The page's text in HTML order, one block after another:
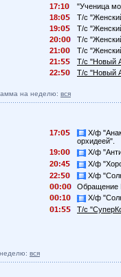
17:1
"Ученица
18:
Т/с
19:
Т/с
2
:
Т/с
21:
Т/с
21:
Т/с "Новый
22:
Т/с "Новый
на неделю: вся
17:
Х/ф
орхидеей".
19:
Х/ф
2
:4
Х/ф
22:
Х/ф
:
Обращение
:1
Х/ф
1:
Т/с
вся